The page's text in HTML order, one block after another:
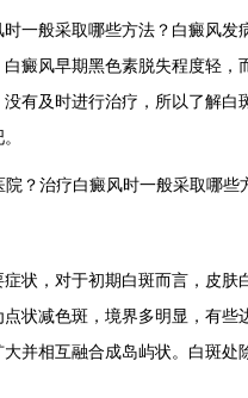
一般采取哪些方法？白癜风发
癜风早期黑色素脱失程度轻，
有及时进行治疗，所以了解白
状，对于初期白斑而言， 皮肤
状减色斑，境界多明显，有些
并相互融合成岛屿状。白斑处